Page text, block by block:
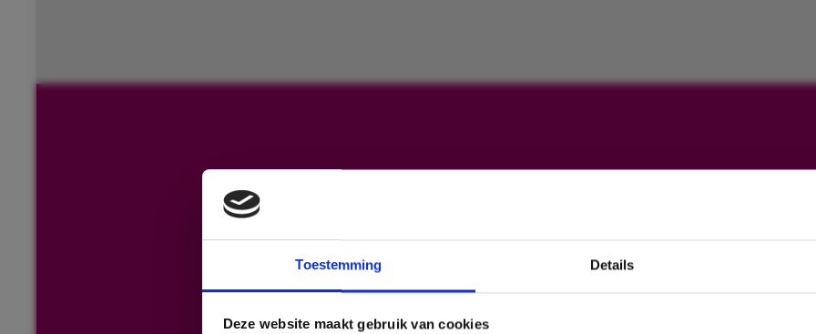
Toestemming Details
Deze website maakt gebruik van cookiesOok profiteren van onze kennis?